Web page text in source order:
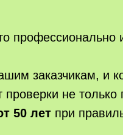
профессионально
заказчикам, и
не
50 лет при